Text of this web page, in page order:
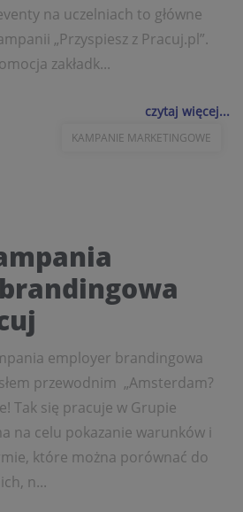
na uczelniach to główne
„Przyspiesz z Pracuj.pl”.
zakładk...
czytaj więcej...
KAMPANIE MARKETINGOWE
employer brandingowa
przewodnim „Amsterdam?
Tak się pracuje w Grupie
na celu pokazanie warunków i
które można porównać do
n...